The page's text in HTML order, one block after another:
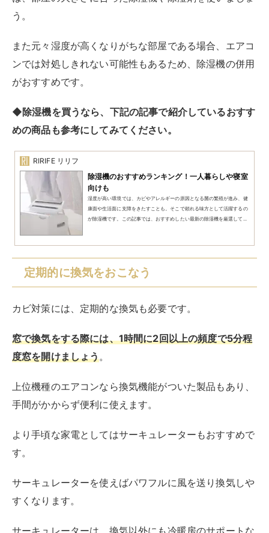
上位機種のエアコンなら換気機能がついた製品もあり、
手間がかからず便利に使えます。
より手頃な家電としてはサーキュレーターもおすすめで
す。
サーキュレーターを使えばパワフルに風を送り換気しや
すくなります。
サーキュレーターは、換気以外にも冷暖房のサポートな
どマルチに活躍するアイテムなので1台あると便利で
す。
◆サーキュレーターを買うなら、下記の記事で紹介して
音で強力な人気モデルを紹介
て決めればよいか迷う方もいるでしょう。自分がどのような効果を一番...
カビ防止剤や防カビシートを使用する
カビ防止剤や防カビシートを使用するのもおすすめで
す。
ジョードメチル系化合物やホウ酸塩などの有効成分が配
合されており、カビが発生するのを防いでくれます
安全性が高い製品も多いので、子どもがいる家庭でも使